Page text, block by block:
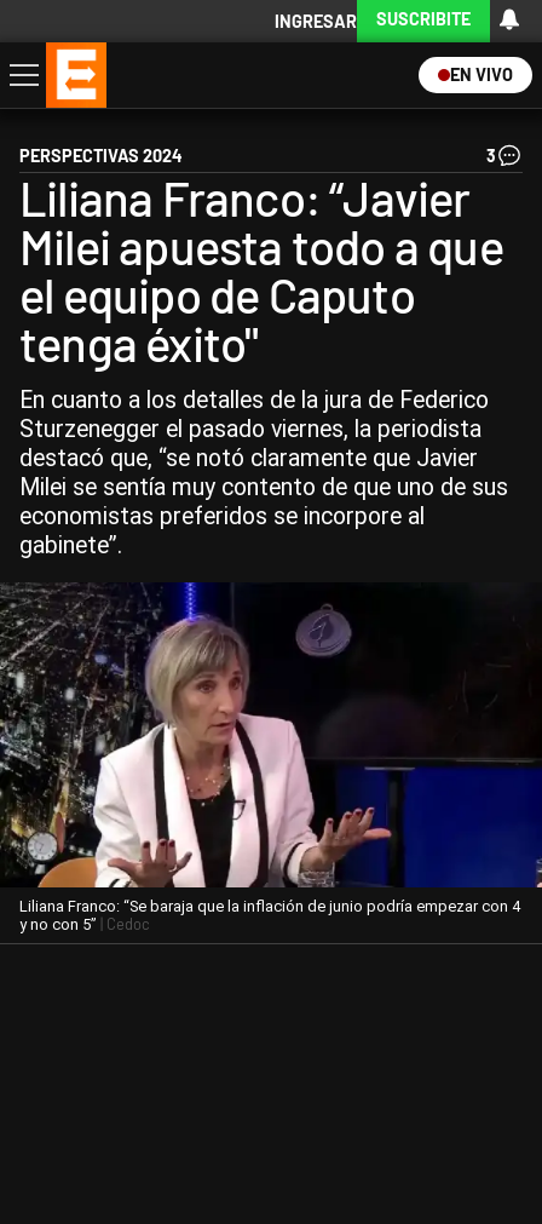
INGRESAR SUSCRIBITE
EN VIVO
Economía
Política
Internacional
Actualidad
Descargá la App
PERSPECTIVAS 2024 3
Liliana Franco: “Javier
Milei apuesta todo a que
el equipo de Caputo
tenga éxito"
En cuanto a los detalles de la jura de Federico
Sturzenegger el pasado viernes, la periodista
destacó que, “se notó claramente que Javier
Milei se sentía muy contento de que uno de sus
economistas preferidos se incorpore al
gabinete”.
Liliana Franco: “Se baraja que la inflación de junio podría empezar con 4
y no con 5” | Cedoc